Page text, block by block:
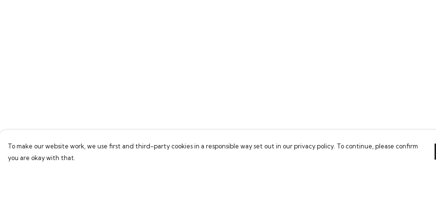
To make our website work, we use first and third-party cookies in a responsible way set out in our privacy policy. To continue, please confirm
you are okay with that.